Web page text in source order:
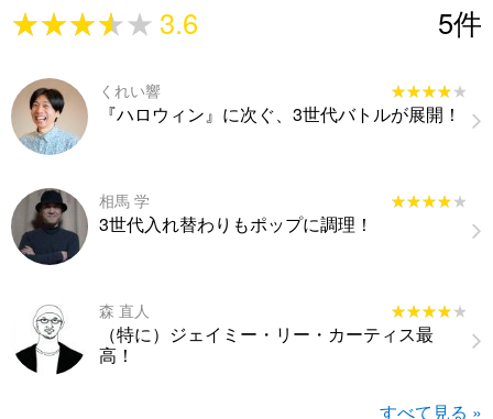
★★★★★
★★★★★ 3.6 5件
くれい響 ★★★★★
★★★★★
『ハロウィン』に次ぐ、3世代バトルが展開！
相馬 学 ★★★★★
★★★★★
3世代入れ替わりもポップに調理！
森 直人 ★★★★★
★★★★★
（特に）ジェイミー・リー・カーティス最
高！
すべて見る »